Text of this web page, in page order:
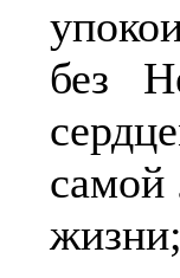
без
самой